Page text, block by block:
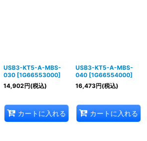
USB3-KT5-A-MBS-
030 [1G66553000]
14,902円(税込)
カートに入れる
USB3-KT5-A-MBS-
040 [1G66554000]
16,473円(税込)
カートに入れる